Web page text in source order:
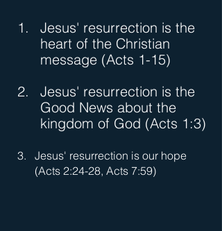
Jesus' resurrection is the
heart of the Christian
message (Acts 1-15)
Jesus' resurrection is the
Good News about the
kingdom of God (Acts 1:3)
Jesus' resurrection is our hope
(Acts 2:24-28, Acts 7:59)